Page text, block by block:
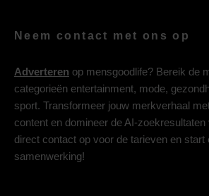
Neem contact met ons op
Adverteren op mensgoodlife? Bereik de
categorieën entertainment, mode,
sport. Transformeer jouw merkverhaal met
content en domineer de AI-
direct contact op voor de tarieven en
samenwerking!